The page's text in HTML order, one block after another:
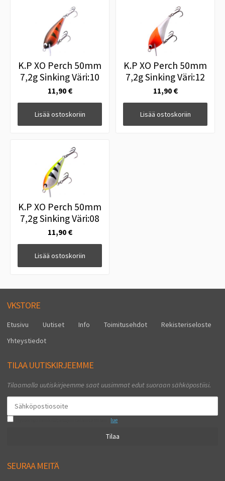
K.P XO Perch 50mm
7,2g Sinking Väri:10
11,90 €
Lisää ostoskoriin
K.P XO Perch 50mm
7,2g Sinking Väri:12
11,90 €
Lisää ostoskoriin
K.P XO Perch 50mm
7,2g Sinking Väri:08
11,90 €
Lisää ostoskoriin
VKSTORE
Etusivu Uutiset Info Toimitusehdot
Rekisteriseloste
Yhteystiedot
TILAA UUTISKIRJEEMME
Tilaamalla uutiskirjeemme saat uusimmat edut suoraan sähköpostiisi.
lue
Tilaa
SEURAA MEITÄ